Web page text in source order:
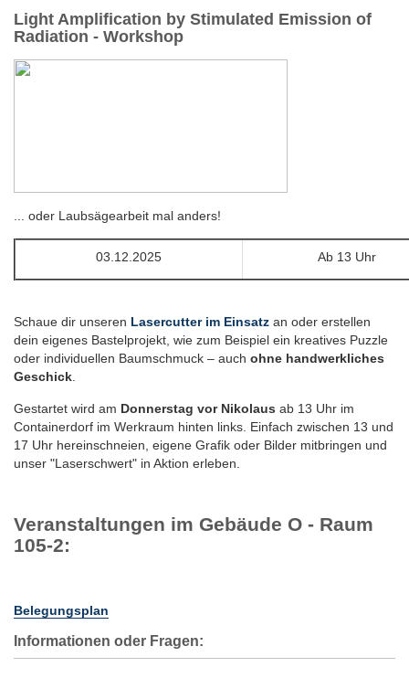
Light Amplification by Stimulated Emission of
Radiation - Workshop
... oder Laubsägearbeit mal anders!
03.12.2025 Ab 13 Uhr
Schaue dir unseren Lasercutter im Einsatz an oder erstellen
dein eigenes Bastelprojekt, wie zum Beispiel ein kreatives Puzzle
oder individuellen Baumschmuck – auch ohne handwerkliches
Geschick
Gestartet wird am Donnerstag vor Nikolaus ab 13 Uhr im
Containerdorf im Werkraum hinten links. Einfach zwischen 13 und
17 Uhr hereinschneien, eigene Grafik oder Bilder mitbringen und
unser "Laserschwert" in Aktion erleben.
Veranstaltungen im Gebäude O - Raum
105-2:
Belegungsplan
Informationen oder Fragen: